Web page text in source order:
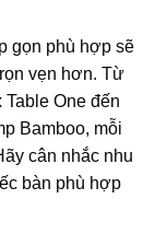
gọn phù hợp sẽ
vẹn hơn. Từ
One đến
Bamboo, mỗi
cân nhắc nhu
bàn phù hợp